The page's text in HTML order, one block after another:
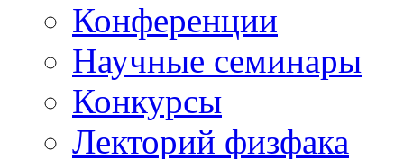
Конференции
Научные семинары
Конкурсы
Лекторий физфака